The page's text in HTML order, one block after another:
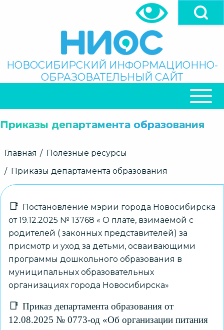
Поиск
НОВОСИБИРСКИЙ ИНФОРМАЦИОННО-
ОБРАЗОВАТЕЛЬНЫЙ САЙТ
НАВИГАЦИЯ
Приказы департамента образования
Строка
Главная
Полезные ресурсы
Приказы департамента образования
Постановление мэрии города Новосибирска
от 19.12.2025 № 13768 « О плате, взимаемой с
родителей ( законных представителей) за
присмотр и уход за детьми, осваивающими
программы дошкольного образования в
муниципальных образовательных
организациях города Новосибирска»
Приказ департамента образования от
12.08.2025 № 0773-од «Об организации питания